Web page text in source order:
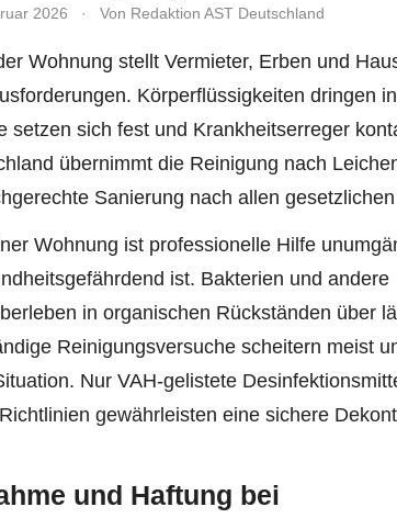
2026 · Von Redaktion AST Deutschland
Wohnung stellt Vermieter, Erben und
Körperflüssigkeiten dringen
setzen sich fest und Krankheitserreger
übernimmt die Reinigung nach
Sanierung nach allen
Wohnung ist professionelle Hilfe
ist. Bakterien und andere
in organischen Rückständen über
Reinigungsversuche scheitern meist
Nur VAH-gelistete
gewährleisten eine sichere
und Haftung bei